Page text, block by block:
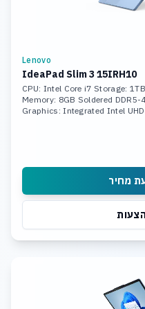
Lenovo
IdeaPad Slim 3 15IRH10
CPU: Intel Core i7 Storage:
Memory: 8GB Soldered
Graphics: Integrated Intel
מחיר